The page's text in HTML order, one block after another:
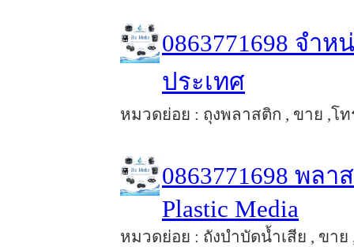
0863771698 จำ
ประเทศ
หมวดย่อย : ถุงพลาสติก , ขาย ,โท
0863771698 พล
Plastic Media
หมวดย่อย : ถังบำบัดน้ำเสีย , ขาย